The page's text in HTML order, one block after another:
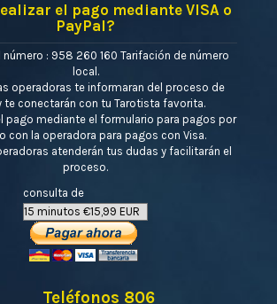
el pago mediante VISA o
PayPal?
número : 958 260 160 Tarifación de número
local.
operadoras te informaran del proceso de
te conectarán con tu Tarotista favorita.
pago mediante el formulario para pagos por
o con la operadora para pagos con Visa.
atenderán tus dudas y facilitarán el
proceso.
consulta de
Teléfonos 806